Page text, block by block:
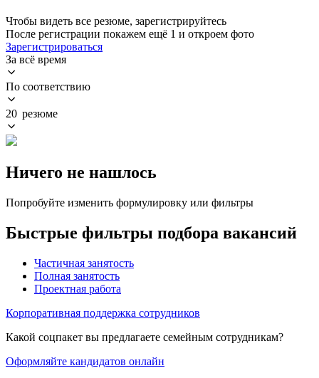
Чтобы видеть все резюме, зарегистрируйтесь
После регистрации покажем ещё 1 и откроем фото
Зарегистрироваться
За всё время
По соответствию
20 резюме
Ничего не нашлось
Попробуйте изменить формулировку или фильтры
Быстрые фильтры подбора вакансий
Частичная занятость
Полная занятость
Проектная работа
Корпоративная поддержка сотрудников
Какой соцпакет вы предлагаете семейным сотрудникам?
Оформляйте кандидатов онлайн